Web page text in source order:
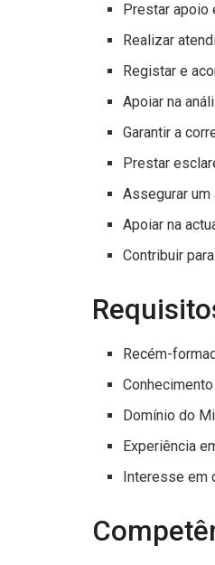
Prestar apoio
Realizar
Registar e
Apoiar na
Garantir a
Prestar
Assegurar
Apoiar na
Contribuir
Recém-
Domínio do
Experiência
Interesse em